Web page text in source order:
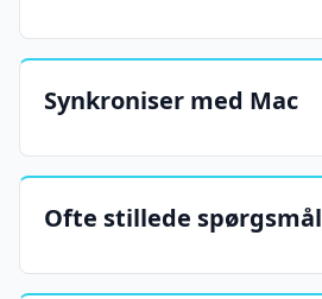
Synkroniser med Mac
Ofte stillede spørgsmål